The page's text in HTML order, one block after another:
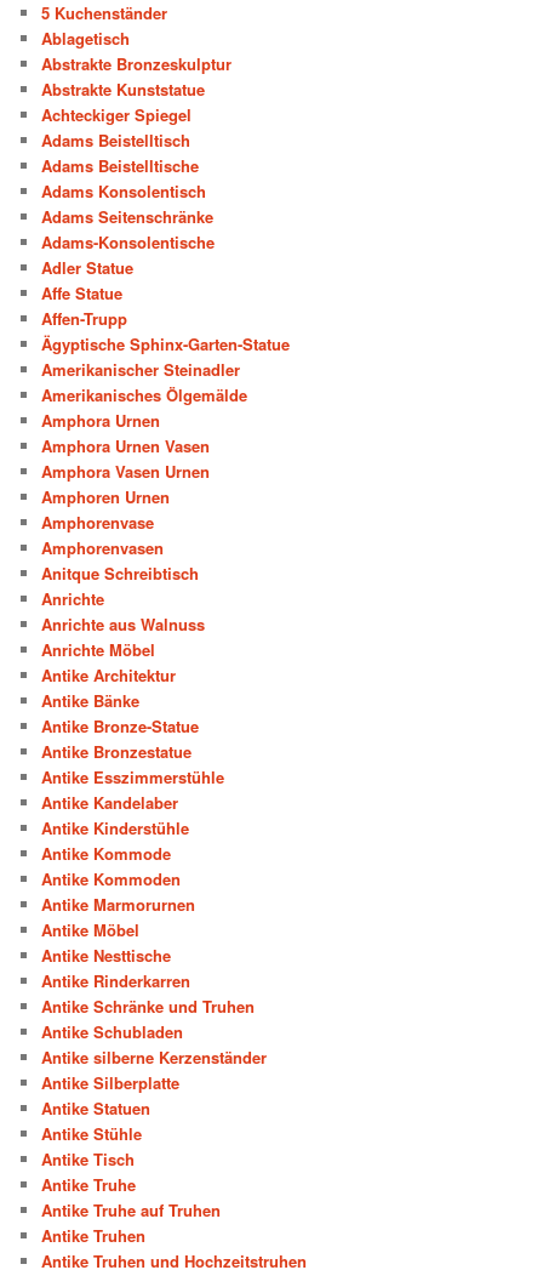
5 Kuchenständer
Ablagetisch
Abstrakte Bronzeskulptur
Abstrakte Kunststatue
Achteckiger Spiegel
Adams Beistelltisch
Adams Beistelltische
Adams Konsolentisch
Adams Seitenschränke
Adams-Konsolentische
Adler Statue
Affe Statue
Affen-Trupp
Ägyptische Sphinx-Garten-Statue
Amerikanischer Steinadler
Amerikanisches Ölgemälde
Amphora Urnen
Amphora Urnen Vasen
Amphora Vasen Urnen
Amphoren Urnen
Amphorenvase
Amphorenvasen
Anitque Schreibtisch
Anrichte
Anrichte aus Walnuss
Anrichte Möbel
Antike Architektur
Antike Bänke
Antike Bronze-Statue
Antike Bronzestatue
Antike Esszimmerstühle
Antike Kandelaber
Antike Kinderstühle
Antike Kommode
Antike Kommoden
Antike Marmorurnen
Antike Möbel
Antike Nesttische
Antike Rinderkarren
Antike Schränke und Truhen
Antike Schubladen
Antike silberne Kerzenständer
Antike Silberplatte
Antike Statuen
Antike Stühle
Antike Tisch
Antike Truhe
Antike Truhe auf Truhen
Antike Truhen
Antike Truhen und Hochzeitstruhen